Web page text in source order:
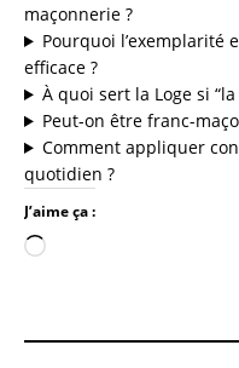
maçonnerie ?
Pourquoi l’exemplarité
efficace ?
À quoi sert la Loge si
Peut-on être franc-
Comment appliquer
quotidien ?
J’aime ça :